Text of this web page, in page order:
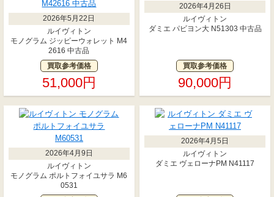
2026年5月22日
ルイヴィトン
モノグラム ジッピーウォレット M4
2616 中古品
買取参考価格
51,000円
2026年4月26日
ルイヴィトン
ダミエ パビヨン大 N51303 中古品
買取参考価格
90,000円
2026年4月9日
ルイヴィトン
モノグラム ポルトフォイユサラ M6
0531
2026年4月5日
ルイヴィトン
ダミエ ヴェローナPM N41117